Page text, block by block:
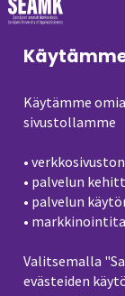
Seinäjoen
Otsikko:
Käytämme
sivustollamme
•
• palvelun
• palvelun
•
Valitsemalla
evästeiden